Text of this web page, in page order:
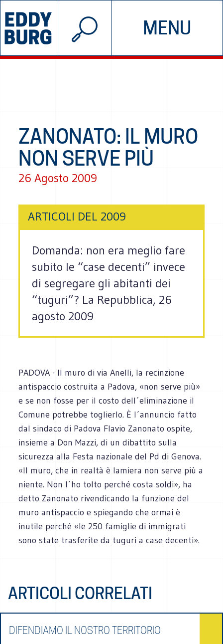
MENU
INIZIATIVE CHI SIAMO
© 2026 EDDYBURG
ZANONATO: IL MURO
NON SERVE PIÙ
26 Agosto 2009
ARTICOLI DEL 2009
Domanda: non era meglio fare
subito le “case decenti” invece
di segregare gli abitanti dei
“tuguri”? La Repubblica, 26
agosto 2009
PADOVA - Il muro di via Anelli, la recinzione
antispaccio costruita a Padova, «non serve più»
e se non fosse per il costo dell´eliminazione il
Comune potrebbe toglierlo. È l´annuncio fatto
dal sindaco di Padova Flavio Zanonato ospite,
insieme a Don Mazzi, di un dibattito sulla
sicurezza alla Festa nazionale del Pd di Genova.
«Il muro, che in realtà è lamiera non serve più a
niente. Non l´ho tolto perché costa soldi», ha
detto Zanonato rivendicando la funzione del
muro antispaccio e spiegando che ormai è
inutile perché «le 250 famiglie di immigrati
sono state trasferite da tuguri a case decenti».
ARTICOLI CORRELATI
DIFENDIAMO IL NOSTRO TERRITORIO